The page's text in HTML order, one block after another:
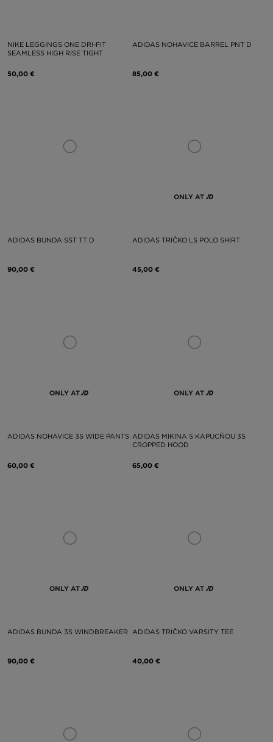
NIKE LEGGINGS ONE DRI-FIT
SEAMLESS HIGH RISE TIGHT
50,00 €
ADIDAS NOHAVICE BARREL PNT D
85,00 €
ADIDAS BUNDA SST TT D
90,00 €
ONLY AT
ADIDAS TRIČKO LS POLO SHIRT
45,00 €
ONLY AT
ADIDAS NOHAVICE 3S WIDE PANTS
60,00 €
ONLY AT
ADIDAS MIKINA S KAPUCŇOU 3S
CROPPED HOOD
65,00 €
ONLY AT
ADIDAS BUNDA 3S WINDBREAKER
90,00 €
ONLY AT
ADIDAS TRIČKO VARSITY TEE
40,00 €